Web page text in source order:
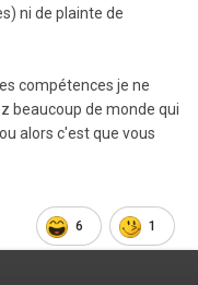
ni de plainte de
compétences je ne
beaucoup de monde qui
alors c'est que vous
6 1